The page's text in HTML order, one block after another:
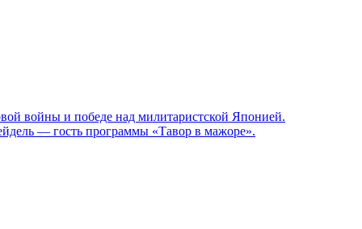
войны и победе над милитаристской Японией.
— гость программы «Тавор в мажоре».